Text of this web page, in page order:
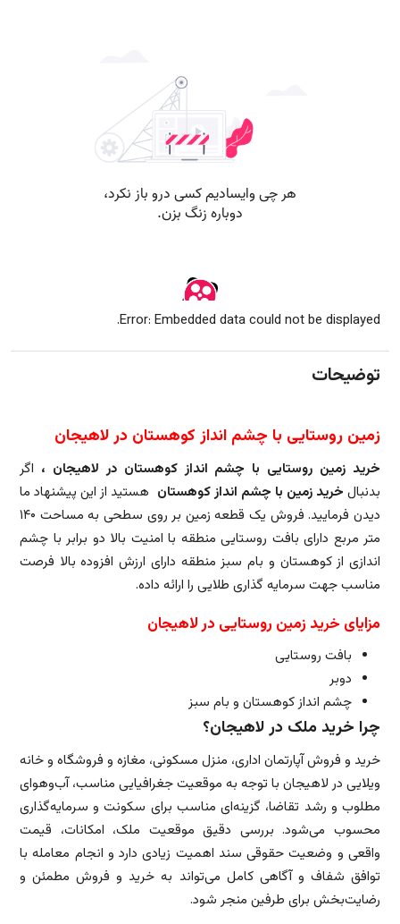
Error: Embedded data could not be displayed.
توضیحات
زمین روستایی با چشم انداز کوهستان در لاهیجان
خرید زمین روستایی با چشم انداز کوهستان در لاهیجان ، اگر
بدنبال خرید زمین با چشم انداز کوهستان هستید از این پیشنهاد ما
دیدن فرمایید. فروش یک قطعه زمین بر روی سطحی به مساحت ۱۴۰
متر مربع دارای بافت روستایی منطقه با امنیت بالا دو برابر با چشم
اندازی از کوهستان و بام سبز منطقه دارای ارزش افزوده بالا فرصت
مناسب جهت سرمایه گذاری طلایی را ارائه داده.
مزایای خرید زمین روستایی در لاهیجان
بافت روستایی
دوبر
چشم انداز کوهستان و بام سبز
چرا خرید ملک در لاهیجان؟
خرید و فروش آپارتمان اداری، منزل مسکونی، مغازه و فروشگاه و خانه
ویلایی در لاهیجان با توجه به موقعیت جغرافیایی مناسب، آب‌وهوای
مطلوب و رشد تقاضا، گزینه‌ای مناسب برای سکونت و سرمایه‌گذاری
محسوب می‌شود. بررسی دقیق موقعیت ملک، امکانات، قیمت
واقعی و وضعیت حقوقی سند اهمیت زیادی دارد و انجام معامله با
توافق شفاف و آگاهی کامل می‌تواند به خرید و فروش مطمئن و
رضایت‌بخش برای طرفین منجر شود.